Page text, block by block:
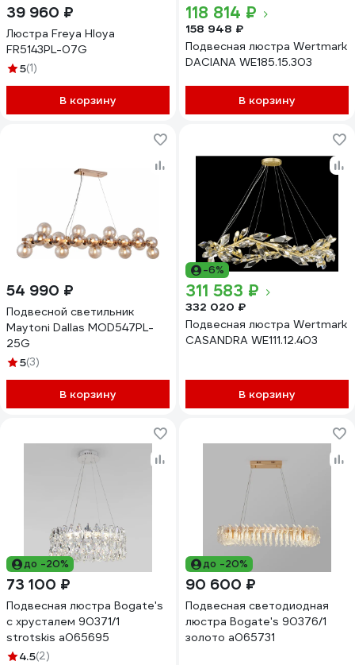
39 960 ₽
Люстра Freya Hloya
FR5143PL-07G
5(1)
В корзину
118 814 ₽
158 948 ₽
Подвесная люстра Wertmark
DACIANA WE185.15.303
В корзину
54 990 ₽
Подвесной светильник
Maytoni Dallas MOD547PL-
25G
5(3)
В корзину
-6%
311 583 ₽
332 020 ₽
Подвесная люстра Wertmark
CASANDRA WE111.12.403
В корзину
до -20%
73 100 ₽
Подвесная люстра Bogate's
с хрусталем 90371/1
strotskis a065695
4.5(2)
до -20%
90 600 ₽
Подвесная светодиодная
люстра Bogate's 90376/1
золото a065731